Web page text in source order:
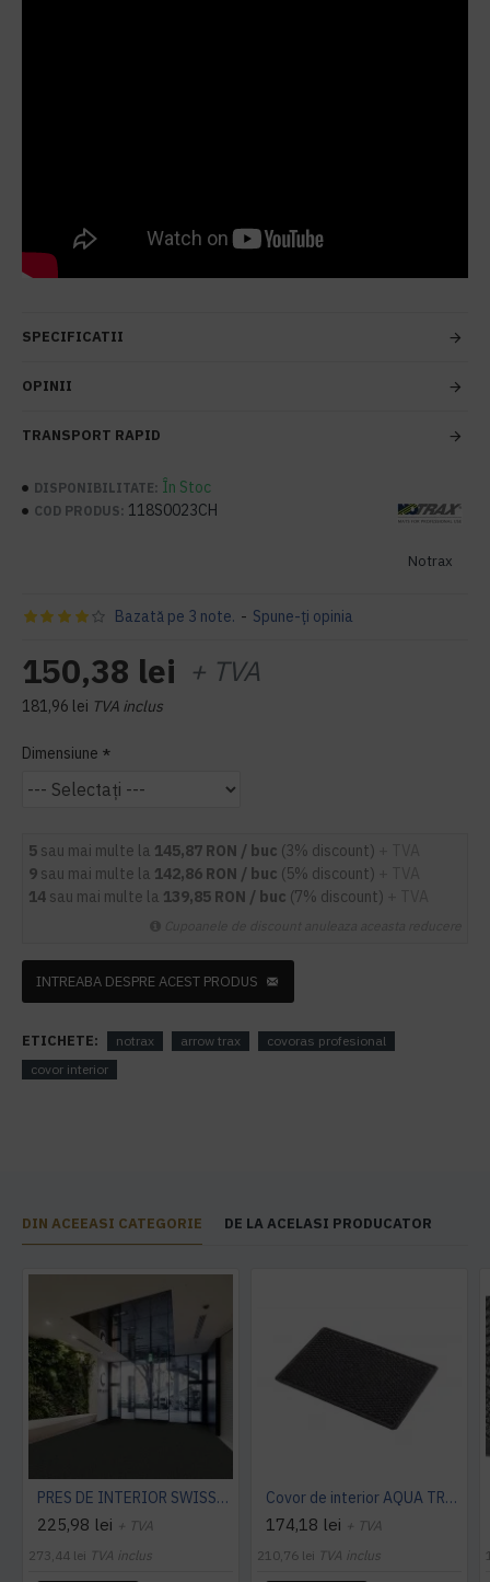
SPECIFICATII
OPINII
TRANSPORT RAPID
DISPONIBILITATE: În Stoc
COD PRODUS: 118S0023CH
Notrax
Bazată pe 3 note. - Spune-ţi opinia
150,38 lei + TVA
181,96 lei TVA inclus
Dimensiune
5 sau mai multe la 145,87 RON / buc (3% discount)
9 sau mai multe la 142,86 RON / buc (5% discount)
14 sau mai multe la 139,85 RON / buc (7% discount)
INTREABA DESPRE ACEST PRODUS
ETICHETE: notrax arrow trax
covoras profesional
covor interior
DIN ACEEASI CATEGORIE DE LA ACELASI PRODUCATOR
PRES DE INTERIOR SWISSLON CLASSIC, NOTRAX
225,98 lei + TVA
273,44 lei TVA inclus
Covor de interior AQUA TRAP
174,18 lei + TVA
210,76 lei TVA inclus